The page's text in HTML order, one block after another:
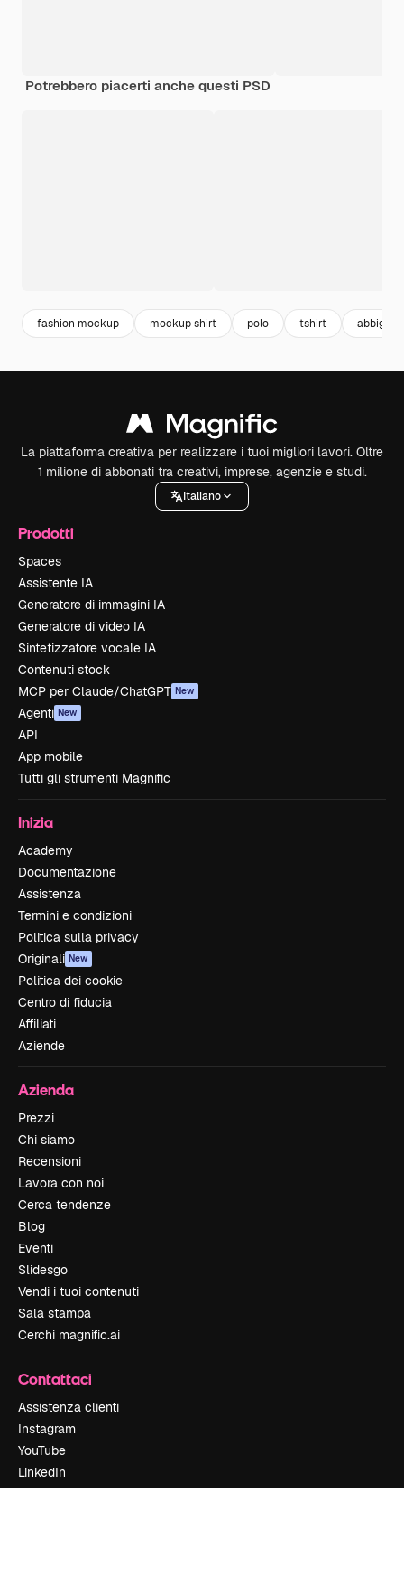
Potrebbero piacerti anche questi PSD
fashion mockup mockup shirt polo tshirt
La piattaforma creativa per realizzare i tuoi migliori lavori. Oltre
1 milione di abbonati tra creativi, imprese, agenzie e studi.
Italiano
Prodotti
Spaces
Assistente IA
Generatore di immagini IA
Generatore di video IA
Sintetizzatore vocale IA
Contenuti stock
MCP per Claude/ChatGPT New
Agenti New
API
App mobile
Tutti gli strumenti Magnific
Inizia
Academy
Documentazione
Assistenza
Termini e condizioni
Politica sulla privacy
Originali New
Politica dei cookie
Centro di fiducia
Affiliati
Aziende
Azienda
Prezzi
Chi siamo
Recensioni
Lavora con noi
Cerca tendenze
Blog
Eventi
Slidesgo
Vendi i tuoi contenuti
Sala stampa
Cerchi magnific.ai
Contattaci
Assistenza clienti
Instagram
YouTube
LinkedIn